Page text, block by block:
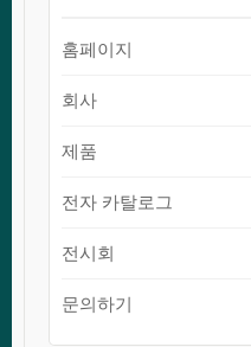
홈페이지
회사
제품
전자 카탈로그
전시회
문의하기